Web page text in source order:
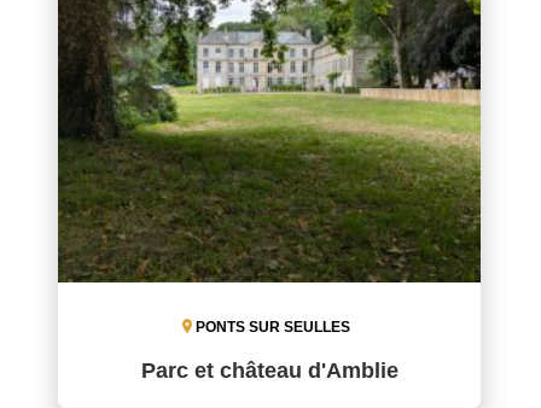
PONTS SUR SEULLES
Parc et château d'Amblie